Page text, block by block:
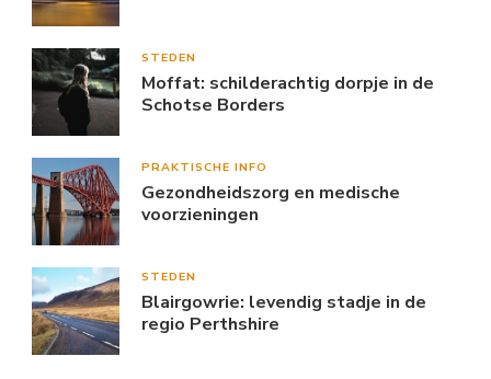
STEDEN
Moffat: schilderachtig dorpje in de
Schotse Borders
PRAKTISCHE INFO
Gezondheidszorg en medische
voorzieningen
STEDEN
Blairgowrie: levendig stadje in de
regio Perthshire